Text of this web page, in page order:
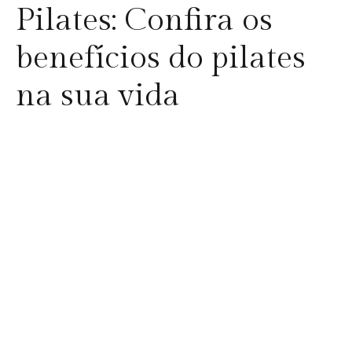
Pilates: Confira os
benefícios do pilates
na sua vida